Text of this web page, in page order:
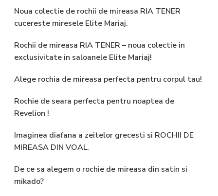
Noua colectie de rochii de mireasa RIA TENER
cucereste miresele Elite Mariaj.
Rochii de mireasa RIA TENER – noua colectie in
exclusivitate in saloanele Elite Mariaj!
Alege rochia de mireasa perfecta pentru corpul tau!
Rochie de seara perfecta pentru noaptea de
Revelion !
Imaginea diafana a zeitelor grecesti si ROCHII DE
MIREASA DIN VOAL.
De ce sa alegem o rochie de mireasa din satin si
mikado?